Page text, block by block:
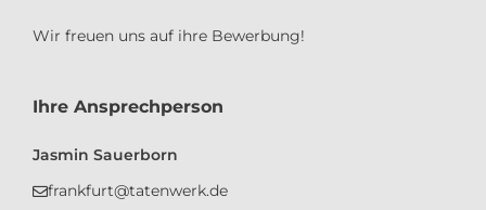
Wir freuen uns auf ihre Bewerbung!
Ihre Ansprechperson
Jasmin Sauerborn
frankfurt@tatenwerk.de